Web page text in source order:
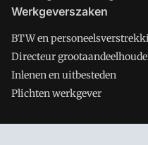
Werkgeverszaken
BTW en
Directeur
Inlenen en uitbesteden
Plichten werkgever